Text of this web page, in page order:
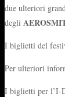
due ulteriori
degli
I biglietti del
Per ulteriori
I biglietti per l’I-